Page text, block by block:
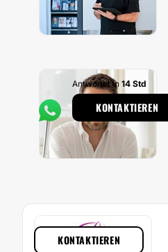
Antwortet in 14 Std
KONTAKTIEREN
KONTAKTIEREN